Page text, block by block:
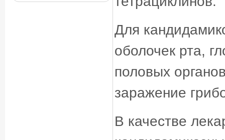
Для
оболочек рта,
половых
заражение
В качестве